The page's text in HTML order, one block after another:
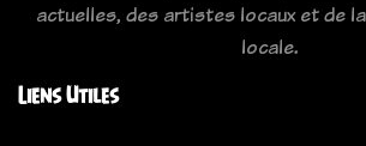
actuelles, des artistes locaux et de
locale.
Liens Utiles